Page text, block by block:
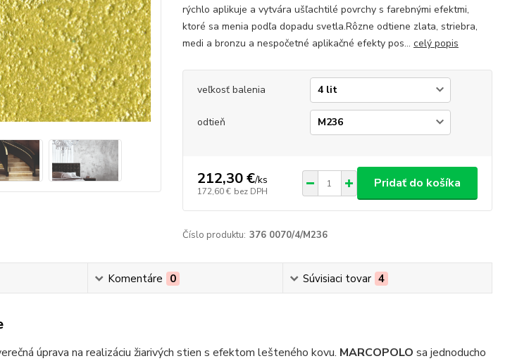
rýchlo aplikuje a vytvára ušľachtilé povrchy s farebnými efektmi,
ktoré sa menia podľa dopadu svetla.Rôzne odtiene zlata, striebra,
medi a bronzu a nespočetné aplikačné efekty pos... celý popis
veľkosť balenia
odtieň
212,30 €/ks
172,60 € bez DPH
Pridať do košíka
Číslo produktu: 376 0070/4/M236
Komentáre 0 Súvisiaci tovar 4
úprava na realizáciu žiarivých stien s efektom lešteného kovu. MARCOPOLO sa jednoducho